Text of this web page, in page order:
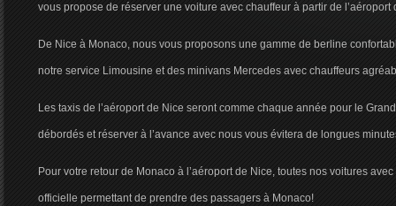
vous propose de réserver une voiture avec chauffeur à partir de l’aéroport
De Nice à Monaco, nous vous proposons une gamme de berline
notre service Limousine et des minivans Mercedes avec chauffeurs
Les taxis de l’aéroport de Nice seront comme chaque année pour le
débordés et réserver à l’avance avec nous vous évitera de longues
Pour votre retour de Monaco à l’aéroport de Nice, toutes nos voitures
officielle permettant de prendre des passagers à Monaco!